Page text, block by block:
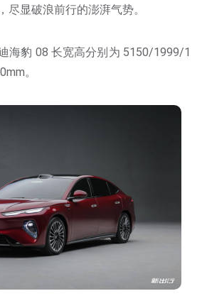
尽显破浪前行的澎湃气势。
海豹 08 长宽高分别为 5150/1999/1
。